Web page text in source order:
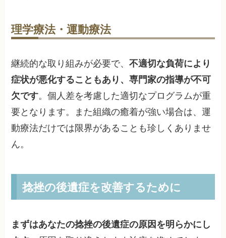
理学療法・運動療法
継続的な取り組みが必要で、不適切な負荷により
症状が悪化することもあり、専門家の指導が不可
欠です。個人差を考慮した適切なプログラムが重
要となります。また組織の癒着が強い場合は、運
動療法だけでは限界があることも珍しくありませ
ん。
捻挫の後遺症を改善するために
まずはあなたの捻挫の後遺症の原因を明らかにし